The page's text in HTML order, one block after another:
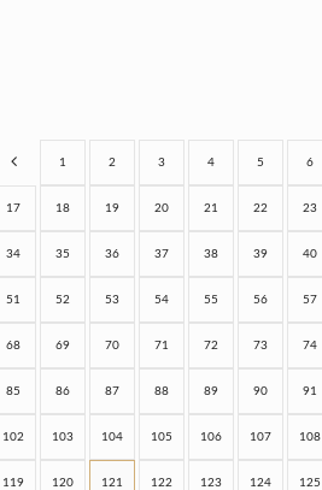
1 2 3 4 5 6
17 18 19 20 21 22 23
34 35 36 37 38 39 40
51 52 53 54 55 56 57
68 69 70 71 72 73 74
85 86 87 88 89 90 91
102 103 104 105 106 107 108
119 120 121 122 123 124 125